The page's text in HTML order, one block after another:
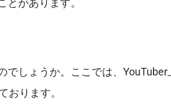
でしょうか。ここでは、YouTuber
おります。